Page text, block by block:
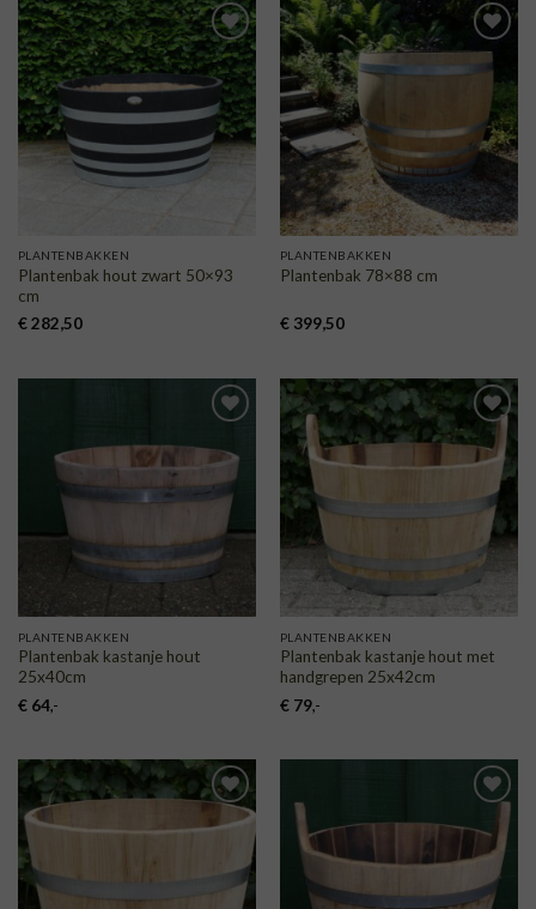
TOEVOEGEN
AAN
VERLANGLIJST
PLANTENBAKKEN
Plantenbak hout zwart 50×93
cm
€282,50
PLANTENBAKKEN
Plantenbak 78×88 cm
€399,50
VERLANGLIJST
PLANTENBAKKEN
Plantenbak kastanje hout
25x40cm
€64,-
TOEVOEGEN
PLANTENBAKKEN
Plantenbak kastanje hout met
handgrepen 25x42cm
€79,-
TOEVOEGEN
TOEVOEGEN
AAN
VERLANGLIJST